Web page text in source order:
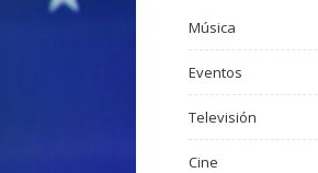
Música
Eventos
Televisión
Cine